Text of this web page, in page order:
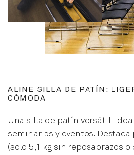
ALINE SILLA DE PATÍN:
CÓMODA
Una silla de patín versátil,
seminarios y eventos. Destaca
(solo 5,1 kg sin reposabrazos o